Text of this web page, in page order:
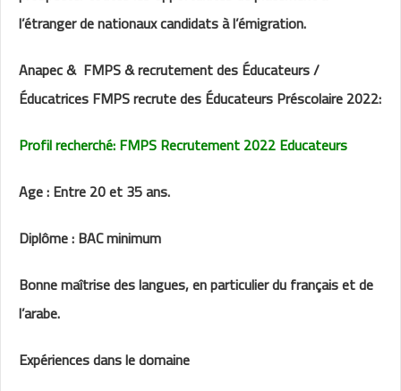
l’étranger de nationaux candidats à l’émigration.
Anapec & FMPS & recrutement des Éducateurs /
Éducatrices FMPS recrute des Éducateurs Préscolaire 2022:
Profil recherché: FMPS Recrutement 2022 Educateurs
Age : Entre 20 et 35 ans.
Diplôme : BAC minimum
Bonne maîtrise des langues, en particulier du français et de
l’arabe.
Expériences dans le domaine